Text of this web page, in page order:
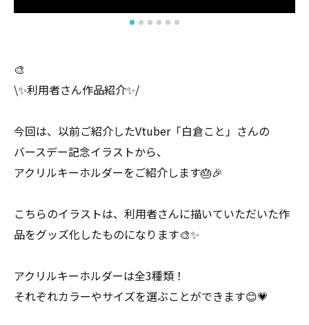
🎨
\✨利用者さん作品紹介✨/
今回は、以前ご紹介したVtuber「白倉こと」さんの
バースデー記念イラストから、
アクリルキーホルダーをご紹介します🎂🎉
こちらのイラストは、利用者さんに描いていただいた作
品をグッズ化したものになります🎨✨
アクリルキーホルダーは全3種類！
それぞれカラーやサイズを選ぶことができます😊💗